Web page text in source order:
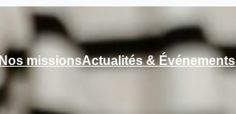
Nos missionsActualités & Événements